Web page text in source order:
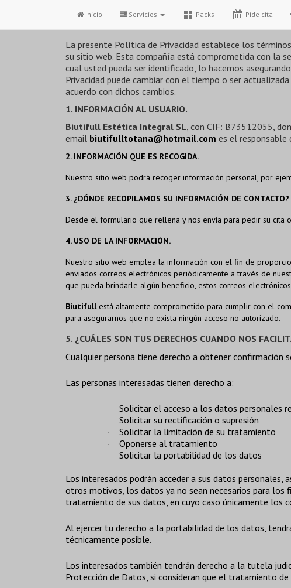
Inicio Servicios Packs Pide cita
Política de privacidad
La presente Política de Privacidad establece los
su sitio web. Esta compañía está comprometida con la
cual usted pueda ser identificado, lo hacemos
Privacidad puede cambiar con el tiempo o ser
acuerdo con dichos cambios.
1. INFORMACIÓN AL USUARIO.
Biutifull Estética Integral SL, con CIF: B73512055,
email biutifulltotana@hotmail.com es el
2. INFORMACIÓN QUE ES RECOGIDA.
Nuestro sitio web podrá recoger información personal, por
3. ¿DÓNDE RECOPILAMOS SU INFORMACIÓN DE CONTACTO?
Desde el formulario que rellena y nos envía para pedir su cita
4. USO DE LA INFORMACIÓN.
Nuestro sitio web emplea la información con el fin de
enviados correos electrónicos periódicamente a través de
que pueda brindarle algún beneficio, estos correos
Biutifullestá altamente comprometido para cumplir con el
para asegurarnos que no exista ningún acceso no autorizado.
5. ¿CUÁLES SON TUS DERECHOS CUANDO NOS
Cualquier persona tiene derecho a obtener confirmación
Las personas interesadas tienen derecho a:
· Solicitar el acceso a los datos personales
· Solicitar su rectificación o supresión
· Solicitar la limitación de su tratamiento
· Oponerse al tratamiento
·
Solicitar la portabilidad de los datos
Los interesados podrán acceder a sus datos
otros motivos, los datos ya no sean necesarios para los
tratamiento de sus datos, en cuyo caso únicamente los
Al ejercer tu derecho a la portabilidad de los datos,
técnicamente posible.
Los interesados también tendrán derecho a la tutela
Protección de Datos, si consideran que el tratamiento